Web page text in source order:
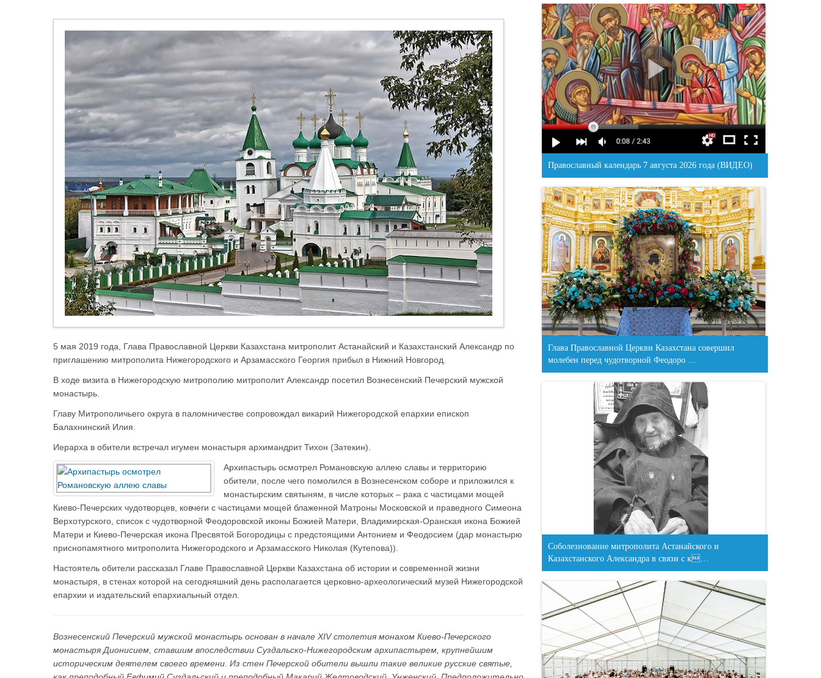
5 мая 2019 года, Глава Православной Церкви Казахстана митрополит Астанайский и Казахстанский Александр по
приглашению митрополита Нижегородского и Арзамасского Георгия прибыл в Нижний Новгород.
В ходе визита в Нижегородскую митрополию митрополит Александр посетил Вознесенский Печерский мужской
монастырь.
Главу Митрополичьего округа в паломничестве сопровождал викарий Нижегородской епархии епископ
Балахнинский Илия.
Иерарха в обители встречал игумен монастыря архимандрит Тихон (Затекин).
Архипастырь осмотрел Романовскую аллею славы и территорию
обители, после чего помолился в Вознесенском соборе и приложился к
монастырским святыням, в числе которых – рака с частицами мощей
Киево-Печерских чудотворцев, ковчеги с частицами мощей блаженной Матроны Московской и праведного Симеона
Верхотурского, список с чудотворной Феодоровской иконы Божией Матери, Владимирская-Оранская икона Божией
Матери и Киево-Печерская икона Пресвятой Богородицы с предстоящими Антонием и Феодосием (дар монастырю
приснопамятного митрополита Нижегородского и Арзамасского Николая (Кутепова)).
Настоятель обители рассказал Главе Православной Церкви Казахстана об истории и современной жизни
монастыря, в стенах которой на сегодняшний день располагается церковно-археологический музей Нижегородской
епархии и издательский епархиальный отдел.
Вознесенский Печерский мужской монастырь основан в начале XIV столетия монахом Киево-Печерского
монастыря Дионисием, ставшим впоследствии Суздальско-Нижегородским архипастырем, крупнейшим
историческим деятелем своего времени. Из стен Печерской обители вышли такие великие русские святые,
Православный календарь 7 августа 2026 года (ВИДЕО)
Глава Православной Церкви Казахстана совершил
молебен перед чудотворной Феодоро …
Соболезнование митрополита Астанайского и
Казахстанского Александра в связи с к…